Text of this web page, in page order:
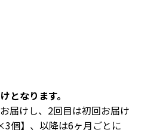
となります。
届けし、2回目は初回お届け
個】、以降は6ヶ月ごとに